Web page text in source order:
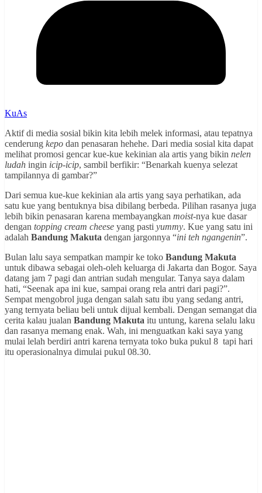
KuAs
Aktif di media sosial bikin kita lebih melek informasi, atau tepatnya
cenderung kepo dan penasaran hehehe. Dari media sosial kita dapat
melihat promosi gencar kue-kue kekinian ala artis yang bikin nelen
ludah ingin icip-icip, sambil berfikir: “Benarkah kuenya selezat
tampilannya di gambar?”
Dari semua kue-kue kekinian ala artis yang saya perhatikan, ada
satu kue yang bentuknya bisa dibilang berbeda. Pilihan rasanya juga
lebih bikin penasaran karena membayangkan moist-nya kue dasar
dengan topping cream cheese yang pasti yummy. Kue yang satu ini
adalah Bandung Makuta dengan jargonnya “ini teh ngangenin”.
Bulan lalu saya sempatkan mampir ke toko Bandung Makuta
untuk dibawa sebagai oleh-oleh keluarga di Jakarta dan Bogor. Saya
datang jam 7 pagi dan antrian sudah mengular. Tanya saya dalam
hati, “Seenak apa ini kue, sampai orang rela antri dari pagi?”.
Sempat mengobrol juga dengan salah satu ibu yang sedang antri,
yang ternyata beliau beli untuk dijual kembali. Dengan semangat dia
cerita kalau jualan Bandung Makuta itu untung, karena selalu laku
dan rasanya memang enak. Wah, ini menguatkan kaki saya yang
mulai lelah berdiri antri karena ternyata toko buka pukul 8 tapi hari
itu operasionalnya dimulai pukul 08.30.